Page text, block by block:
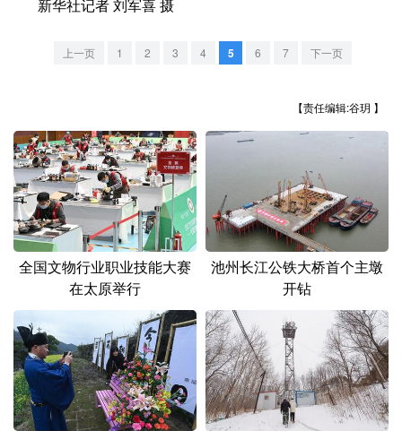
河北
江西
山东 河南 湖南
广东 广西 重庆
四川 贵州 云南 西藏
陕西 甘肃 青海 宁夏
多语种频道
English Español Français عربى
新华社记者 刘军喜 摄
上一页 1 2 3 4 5 6 7 下一页
【责任编辑:谷玥 】
全国文物行业职业技能大赛
在太原举行
池州长江公铁大桥首个主墩
开钻